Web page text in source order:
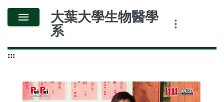
跳
要
內
大葉大學生物醫學
系
:::